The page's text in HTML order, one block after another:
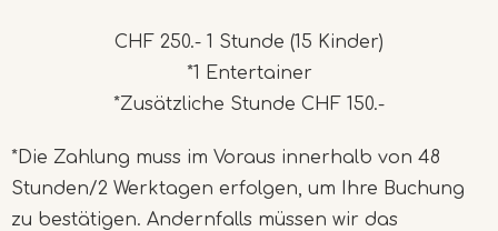
CHF 250.- 1 Stunde (15 Kinder)
*1 Entertainer
*Zusätzliche Stunde CHF 150.-
*Die Zahlung muss im Voraus innerhalb von 48
Stunden/2 Werktagen erfolgen, um Ihre Buchung
zu bestätigen. Andernfalls müssen wir das